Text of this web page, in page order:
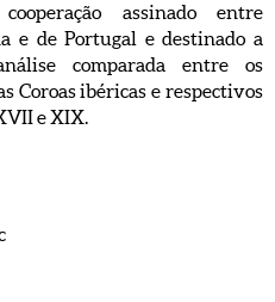
assinado entre
e de Portugal e destinado a
comparada entre os
Coroas ibéricas e respectivos
e XIX.